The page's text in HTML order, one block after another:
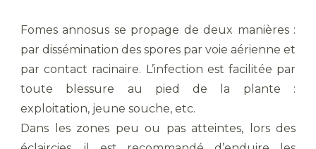
Fomes annosus se propage de deux manières :
par dissémination des spores par voie aérienne et
par contact racinaire. L’infection est facilitée par
toute blessure au pied de la plante :
exploitation, jeune souche, etc.
Dans les zones peu ou pas atteintes, lors des